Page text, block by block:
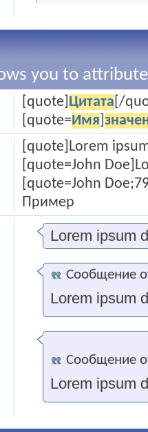
you to
[quote] Цитата [/
[quote=Имя
[quote]Lorem
[quote=John
[quote=John
Пример
Lorem ipsum
Сообщение
Lorem ipsum
Сообщение
Lorem ipsum